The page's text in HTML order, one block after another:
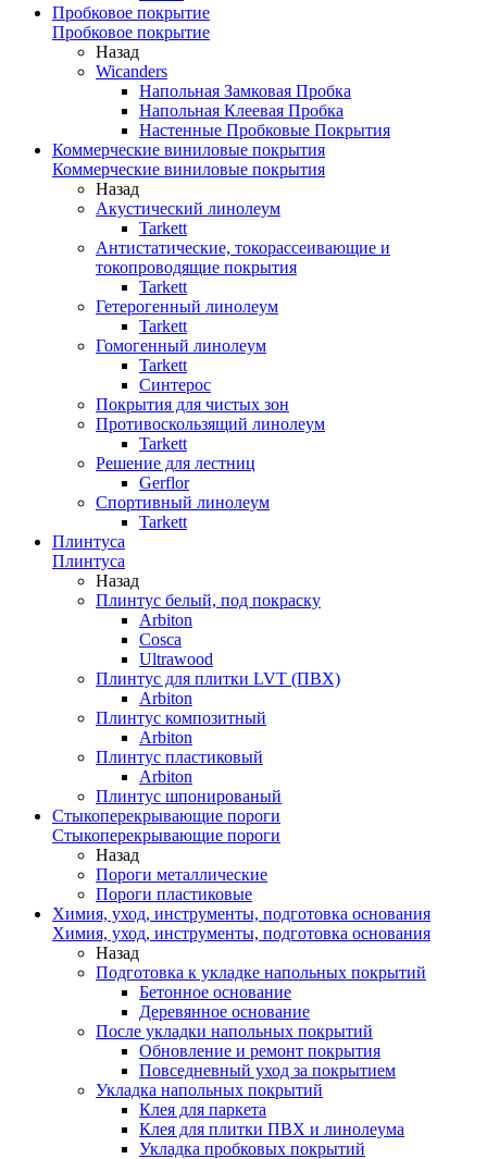
Пробковое покрытие
Пробковое покрытие
Назад
Wicanders
Напольная Замковая Пробка
Напольная Клеевая Пробка
Настенные Пробковые Покрытия
Коммерческие виниловые покрытия
Коммерческие виниловые покрытия
Назад
Акустический линолеум
Tarkett
Антистатические, токорассеивающие и
токопроводящие покрытия
Tarkett
Гетерогенный линолеум
Tarkett
Гомогенный линолеум
Tarkett
Синтерос
Покрытия для чистых зон
Противоскользящий линолеум
Tarkett
Решение для лестниц
Gerflor
Спортивный линолеум
Tarkett
Плинтуса
Плинтуса
Назад
Плинтус белый, под покраску
Arbiton
Cosca
Ultrawood
Плинтус для плитки LVT (ПВХ)
Arbiton
Плинтус композитный
Arbiton
Плинтус пластиковый
Arbiton
Плинтус шпонированый
Стыкоперекрывающие пороги
Стыкоперекрывающие пороги
Назад
Пороги металлические
Пороги пластиковые
Химия, уход, инструменты, подготовка основания
Химия, уход, инструменты, подготовка основания
Назад
Подготовка к укладке напольных покрытий
Бетонное основание
Деревянное основание
После укладки напольных покрытий
Обновление и ремонт покрытия
Повседневный уход за покрытием
Укладка напольных покрытий
Клея для паркета
Клея для плитки ПВХ и линолеума
Укладка пробковых покрытий